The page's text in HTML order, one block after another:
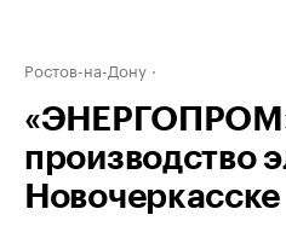
Ростов-на-Дону
производство
Новочеркасске